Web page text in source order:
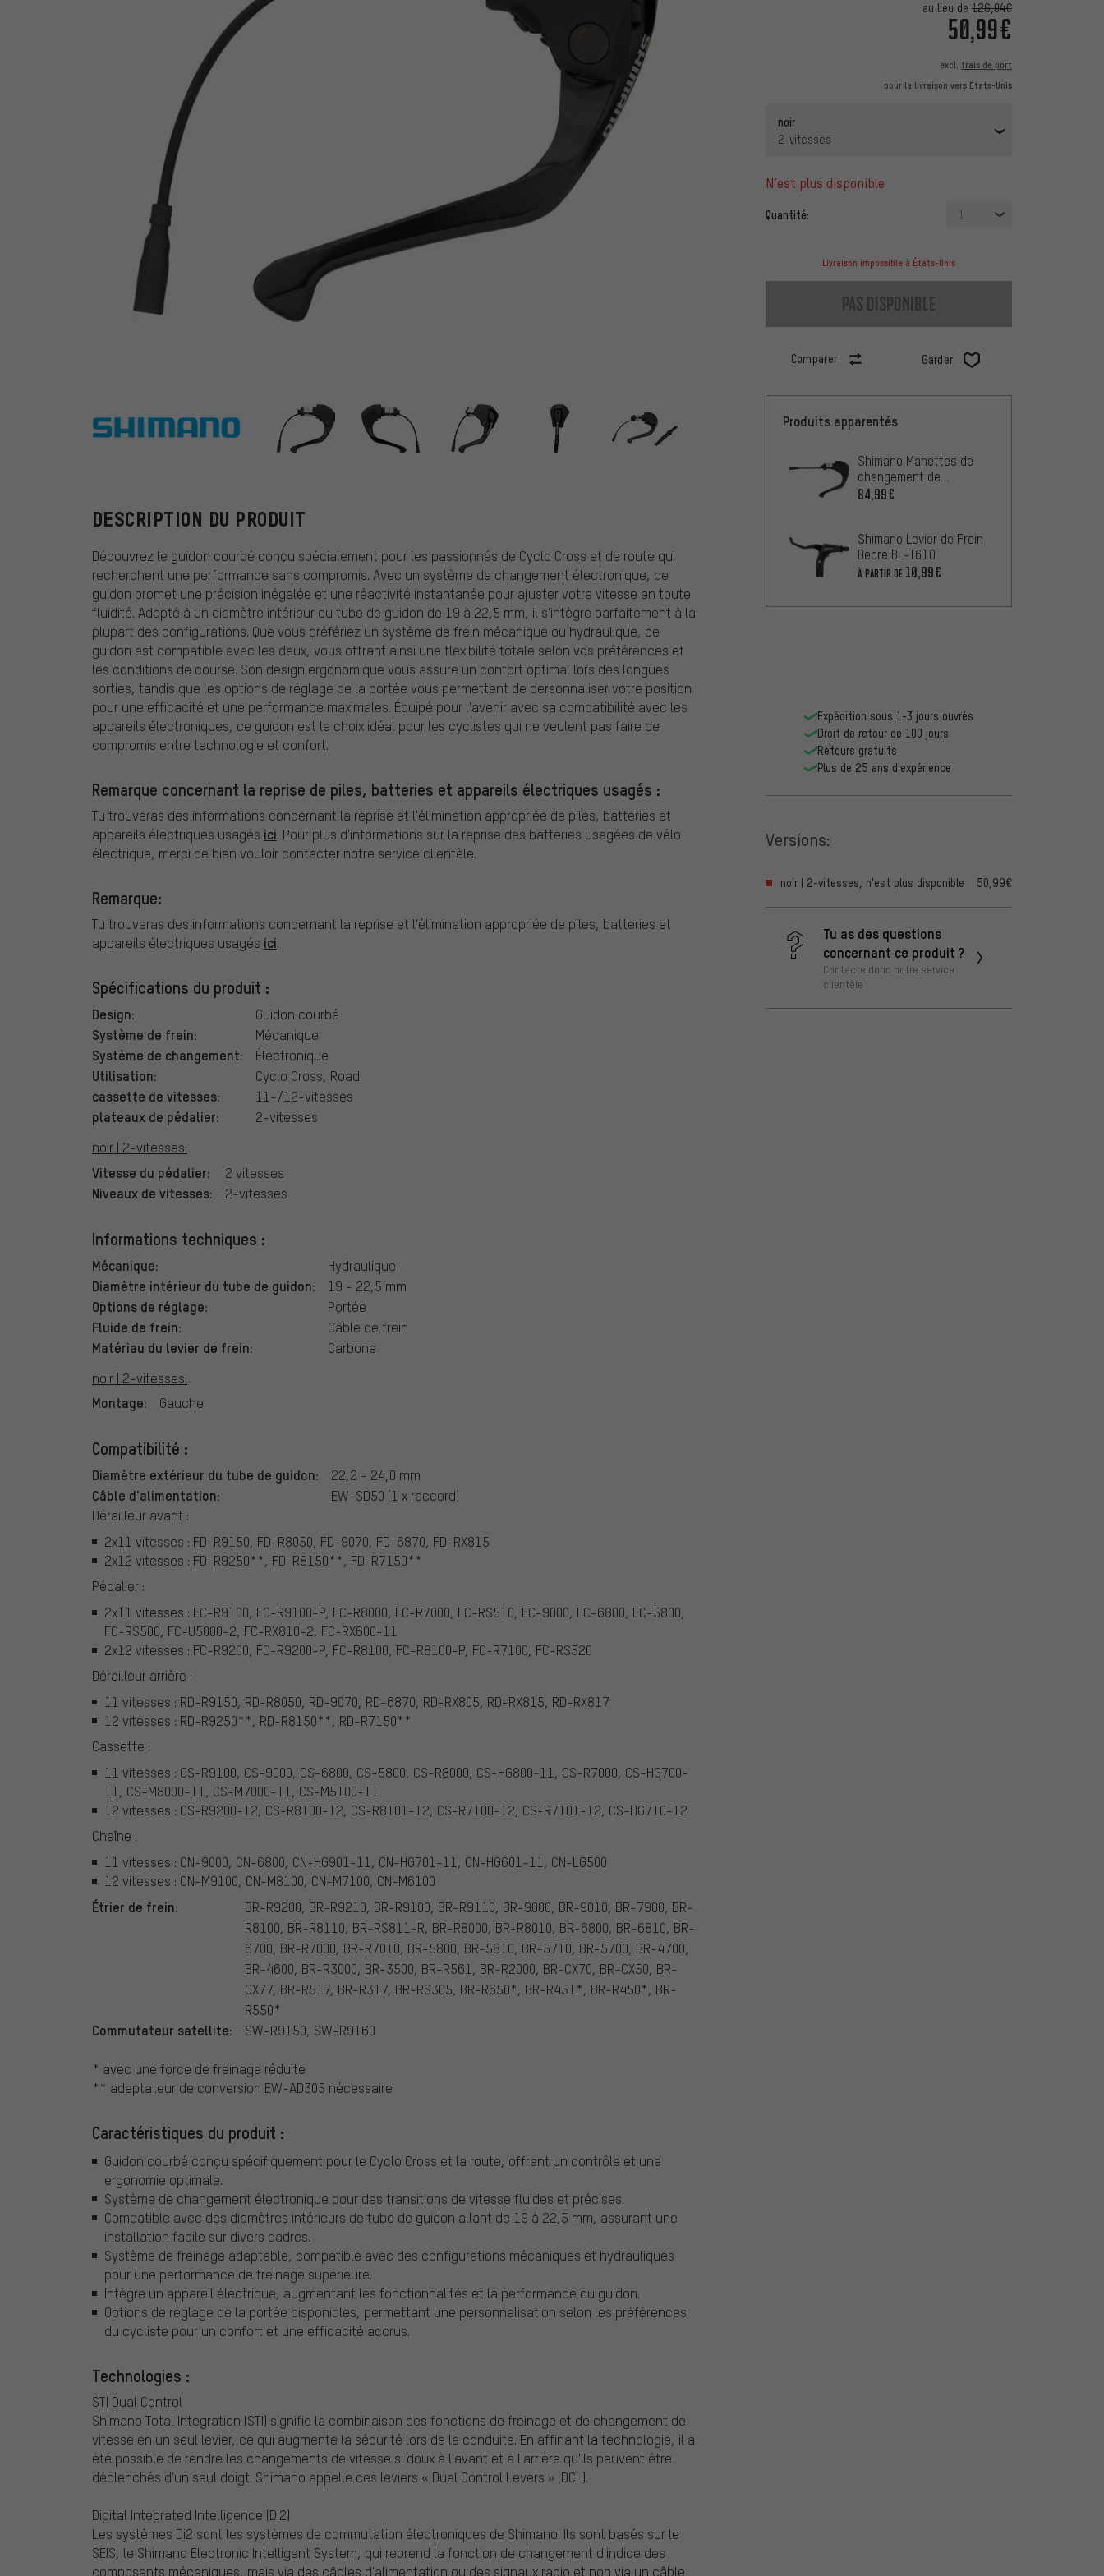
au lieu de 126,04€
50,99€
excl. frais de port
pour la livraison vers États-Unis
noir
2-vitesses
n’est plus disponible
Quantité: 1
Livraison impossible à États-Unis
pas disponible
Comparer Garder
Shimano
DESCRIPTION DU PRODUIT
Découvrez le guidon courbé conçu spécialement pour les passionnés de Cyclo Cross et de route qui
recherchent une performance sans compromis. Avec un système de changement électronique, ce
guidon promet une précision inégalée et une réactivité instantanée pour ajuster votre vitesse en toute
fluidité. Adapté à un diamètre intérieur du tube de guidon de 19 à 22,5 mm, il s'intègre parfaitement à la
plupart des configurations. Que vous préfériez un système de frein mécanique ou hydraulique, ce
guidon est compatible avec les deux, vous offrant ainsi une flexibilité totale selon vos préférences et
les conditions de course. Son design ergonomique vous assure un confort optimal lors des longues
sorties, tandis que les options de réglage de la portée vous permettent de personnaliser votre position
pour une efficacité et une performance maximales. Équipé pour l'avenir avec sa compatibilité avec les
appareils électroniques, ce guidon est le choix idéal pour les cyclistes qui ne veulent pas faire de
compromis entre technologie et confort.
Remarque concernant la reprise de piles, batteries et appareils électriques usagés :
Tu trouveras des informations concernant la reprise et l'élimination appropriée de piles, batteries et
appareils électriques usagés ici. Pour plus d'informations sur la reprise des batteries usagées de vélo
électrique, merci de bien vouloir contacter notre service clientèle.
Remarque:
Tu trouveras des informations concernant la reprise et l'élimination appropriée de piles, batteries et
appareils électriques usagés ici.
Spécifications du produit :
Design: Guidon courbé
Système de frein: Mécanique
Système de changement: Électronique
Utilisation: Cyclo Cross, Road
cassette de vitesses: 11-/12-vitesses
plateaux de pédalier:
2-vitesses
noir | 2-vitesses:
Vitesse du pédalier: 2 vitesses
Niveaux de vitesses: 2-vitesses
Informations techniques :
Mécanique: Hydraulique
Diamètre intérieur du tube de guidon: 19 - 22,5 mm
Options de réglage: Portée
Fluide de frein: Câble de frein
Matériau du levier de frein:
Carbone
noir | 2-vitesses:
Montage: Gauche
Compatibilité :
Diamètre extérieur du tube de guidon: 22,2 - 24,0 mm
Câble d'alimentation:
EW-SD50 (1 x raccord)
Dérailleur avant :
2x11 vitesses : FD-R9150, FD-R8050, FD-9070, FD-6870, FD-RX815
2x12 vitesses : FD-R9250**, FD-R8150**, FD-R7150**
Pédalier :
2x11 vitesses : FC-R9100, FC-R9100-P, FC-R8000, FC-R7000, FC-RS510, FC-9000, FC-6800, FC-5800,
FC-RS500, FC-U5000-2, FC-RX810-2, FC-RX600-11
2x12 vitesses : FC-R9200, FC-R9200-P, FC-R8100, FC-R8100-P, FC-R7100, FC-RS520
Dérailleur arrière :
11 vitesses : RD-R9150, RD-R8050, RD-9070, RD-6870, RD-RX805, RD-RX815, RD-RX817
12 vitesses : RD-R9250**, RD-R8150**, RD-R7150**
Cassette :
11 vitesses : CS-R9100, CS-9000, CS-6800, CS-5800, CS-R8000, CS-HG800-11, CS-R7000, CS-HG700-
11, CS-M8000-11, CS-M7000-11, CS-M5100-11
12 vitesses : CS-R9200-12, CS-R8100-12, CS-R8101-12, CS-R7100-12, CS-R7101-12, CS-HG710-12
Chaîne :
11 vitesses : CN-9000, CN-6800, CN-HG901-11, CN-HG701-11, CN-HG601-11, CN-LG500
12 vitesses : CN-M9100, CN-M8100, CN-M7100, CN-M6100
Étrier de frein:
BR-R9200, BR-R9210, BR-R9100, BR-R9110, BR-9000, BR-9010, BR-7900, BR-
R8100, BR-R8110, BR-RS811-R, BR-R8000, BR-R8010, BR-6800, BR-6810, BR-
6700, BR-R7000, BR-R7010, BR-5800, BR-5810, BR-5710, BR-5700, BR-4700,
BR-4600, BR-R3000, BR-3500, BR-R561, BR-R2000, BR-CX70, BR-CX50, BR-
CX77, BR-R517, BR-R317, BR-RS305, BR-R650*, BR-R451*, BR-R450*, BR-
R550*
Commutateur satellite: SW-R9150, SW-R9160
* avec une force de freinage réduite
** adaptateur de conversion EW-AD305 nécessaire
Caractéristiques du produit :
Guidon courbé conçu spécifiquement pour le Cyclo Cross et la route, offrant un contrôle et une
ergonomie optimale.
Système de changement électronique pour des transitions de vitesse fluides et précises.
Compatible avec des diamètres intérieurs de tube de guidon allant de 19 à 22,5 mm, assurant une
installation facile sur divers cadres.
Système de freinage adaptable, compatible avec des configurations mécaniques et hydrauliques
pour une performance de freinage supérieure.
Intègre un appareil électrique, augmentant les fonctionnalités et la performance du guidon.
Options de réglage de la portée disponibles, permettant une personnalisation selon les préférences
du cycliste pour un confort et une efficacité accrus.
Technologies :
STI Dual Control
Shimano Total Integration (STI) signifie la combinaison des fonctions de freinage et de changement de
vitesse en un seul levier, ce qui augmente la sécurité lors de la conduite. En affinant la technologie, il a
été possible de rendre les changements de vitesse si doux à l'avant et à l'arrière qu'ils peuvent être
déclenchés d'un seul doigt. Shimano appelle ces leviers « Dual Control Levers » (DCL).
Digital Integrated Intelligence (Di2)
Les systèmes Di2 sont les systèmes de commutation électroniques de Shimano. Ils sont basés sur le
SEIS, le Shimano Electronic Intelligent System, qui reprend la fonction de changement d'indice des
composants mécaniques, mais via des câbles d'alimentation ou des signaux radio et non via un câble
Produits apparentés
Shimano Manettes de
changement de
vitesse/freinage Dura-
84,99€
Shimano Levier de Frein
Deore BL-T610
À PARTIR DE 10,99€
Expédition sous 1-3 jours ouvrés
Droit de retour de 100 jours
Retours gratuits
Plus de 25 ans d'expérience
Versions:
noir | 2-vitesses, n’est plus disponible 50,99€
Tu as des questions
concernant ce produit ?
Contacte donc notre service
clientèle !